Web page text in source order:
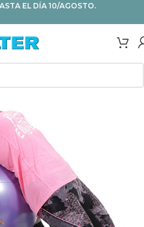
EL DÍA 10/AGOSTO.